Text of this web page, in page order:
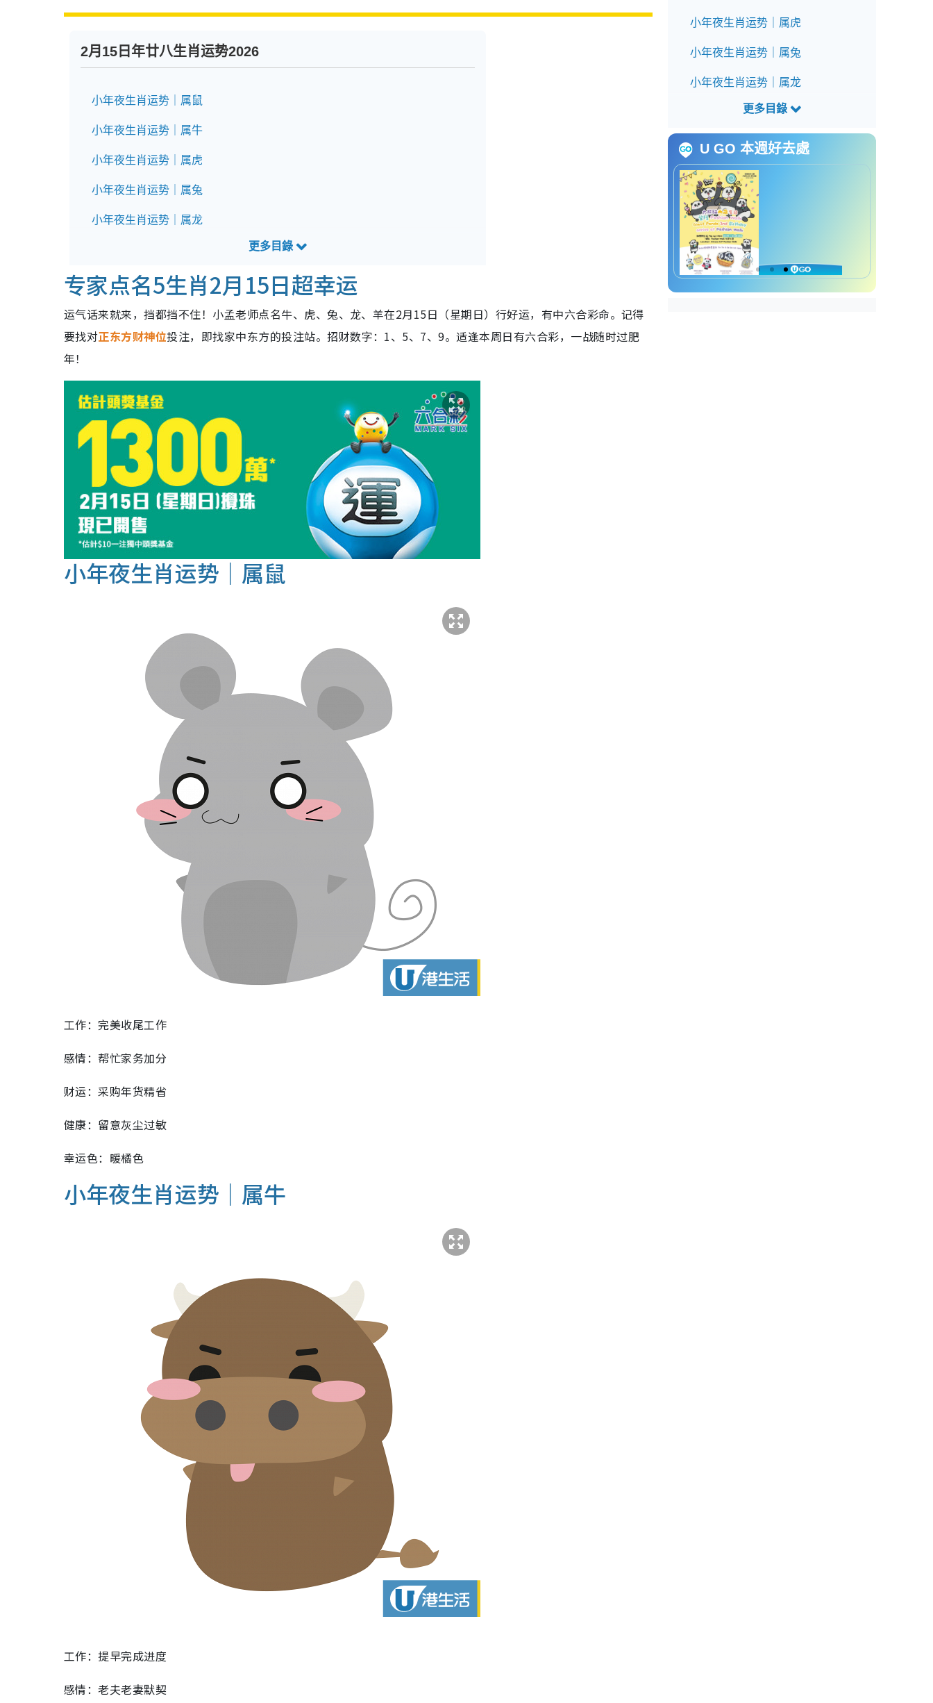
2月15日年廿八生肖运势2026
小年夜生肖运势｜属鼠
小年夜生肖运势｜属牛
小年夜生肖运势｜属虎
小年夜生肖运势｜属兔
小年夜生肖运势｜属龙
小年夜生肖运势｜属马
小年夜生肖运势｜属羊
小年夜生肖运势｜属猴
小年夜生肖运势｜属狗
小年夜生肖运势｜属猪
专家点名5生肖2月15日超幸运
运气话来就来，挡都挡不住！小孟老师点名牛、虎、兔、龙、羊在2月15日（星期日）行好运，有中六合彩命。记得
要找对正东方财神位投注，即找家中东方的投注站。招财数字：1、5、7、9。适逢本周日有六合彩，一战随时过肥
年！
小年夜生肖运势｜属鼠
工作：完美收尾工作
感情：帮忙家务加分
财运：采购年货精省
健康：留意灰尘过敏
幸运色：暖橘色
小年夜生肖运势｜属牛
工作：提早完成进度
感情：老夫老妻默契
小年夜生肖运势｜属虎
小年夜生肖运势｜属兔
小年夜生肖运势｜属龙
小年夜生肖运势｜属蛇
小年夜生肖运势｜属马
小年夜生肖运势｜属羊
小年夜生肖运势｜属猴
小年夜生肖运势｜属鸡
小年夜生肖运势｜属狗
小年夜生肖运势｜属猪
U GO 本週好去處